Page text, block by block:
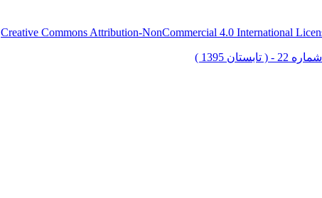
Creative Commons Attribution-NonCommercial 4.0 International